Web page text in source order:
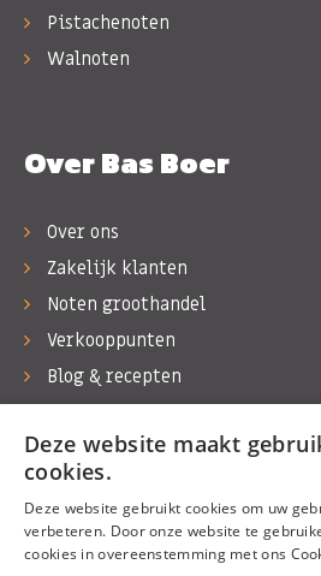
Pistachenoten
Walnoten
Over Bas Boer
Over ons
Zakelijk klanten
Noten groothandel
Verkooppunten
Blog & recepten
Werken bij Bas Boer Noten
Contact
Deze website maakt
cookies.
Deze website gebruikt cookies om uw
verbeteren. Door onze website te
cookies in overeenstemming met ons